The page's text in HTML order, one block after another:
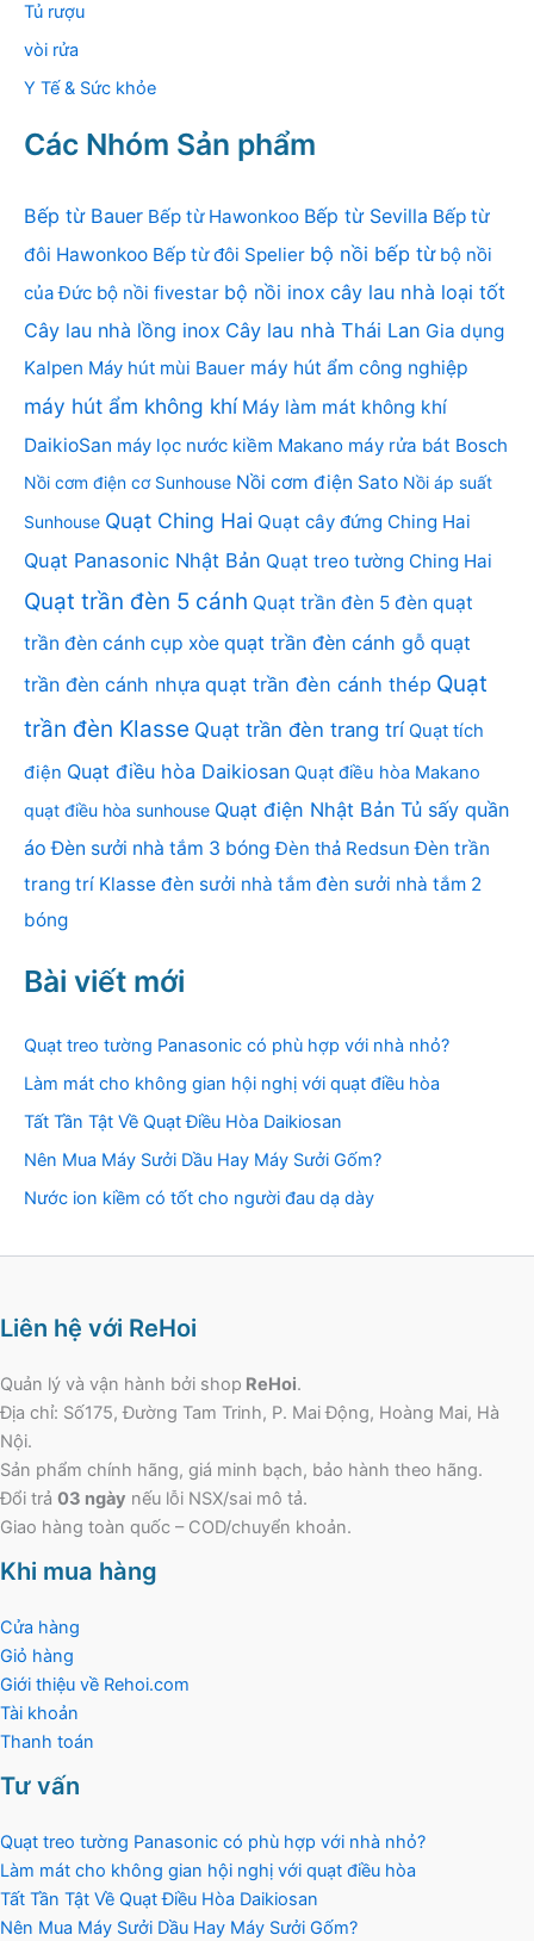
Tủ rượu
vòi rửa
Y Tế & Sức khỏe
Các Nhóm Sản phẩm
Bếp từ Bauer Bếp từ Hawonkoo Bếp từ Sevilla Bếp từ
đôi Hawonkoo Bếp từ đôi Spelier bộ nồi bếp từ bộ nồi
của Đức bộ nồi fivestar bộ nồi inox cây lau nhà loại tốt
Cây lau nhà lồng inox Cây lau nhà Thái Lan Gia dụng
Kalpen Máy hút mùi Bauer máy hút ẩm công nghiệp
máy hút ẩm không khí Máy làm mát không khí
DaikioSan máy lọc nước kiềm Makano máy rửa bát Bosch
Nồi cơm điện cơ Sunhouse Nồi cơm điện Sato Nồi áp suất
Sunhouse Quạt Ching Hai Quạt cây đứng Ching Hai
Quạt Panasonic Nhật Bản Quạt treo tường Ching Hai
Quạt trần đèn 5 cánh Quạt trần đèn 5 đèn quạt
trần đèn cánh cụp xòe quạt trần đèn cánh gỗ quạt
trần đèn cánh nhựa quạt trần đèn cánh thép Quạt
trần đèn Klasse Quạt trần đèn trang trí Quạt tích
điện Quạt điều hòa Daikiosan Quạt điều hòa Makano
quạt điều hòa sunhouse Quạt điện Nhật Bản Tủ sấy quần
áo Đèn sưởi nhà tắm 3 bóng Đèn thả Redsun Đèn trần
trang trí Klasse đèn sưởi nhà tắm đèn sưởi nhà tắm 2
bóng
Bài viết mới
Quạt treo tường Panasonic có phù hợp với nhà nhỏ?
Làm mát cho không gian hội nghị với quạt điều hòa
Tất Tần Tật Về Quạt Điều Hòa Daikiosan
Nên Mua Máy Sưởi Dầu Hay Máy Sưởi Gốm?
Nước ion kiềm có tốt cho người đau dạ dày
Liên hệ với ReHoi
Quản lý và vận hành bởi shop ReHoi.
Địa chỉ: Số175, Đường Tam Trinh, P. Mai Động, Hoàng Mai, Hà
Nội.
Sản phẩm chính hãng, giá minh bạch, bảo hành theo hãng.
Đổi trả 03 ngày nếu lỗi NSX/sai mô tả.
Giao hàng toàn quốc – COD/chuyển khoản.
Khi mua hàng
Cửa hàng
Giỏ hàng
Giới thiệu về Rehoi.com
Tài khoản
Thanh toán
Tư vấn
Quạt treo tường Panasonic có phù hợp với nhà nhỏ?
Làm mát cho không gian hội nghị với quạt điều hòa
Tất Tần Tật Về Quạt Điều Hòa Daikiosan
Nên Mua Máy Sưởi Dầu Hay Máy Sưởi Gốm?